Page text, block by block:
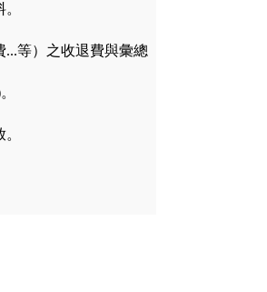
等）之收退費與彙總